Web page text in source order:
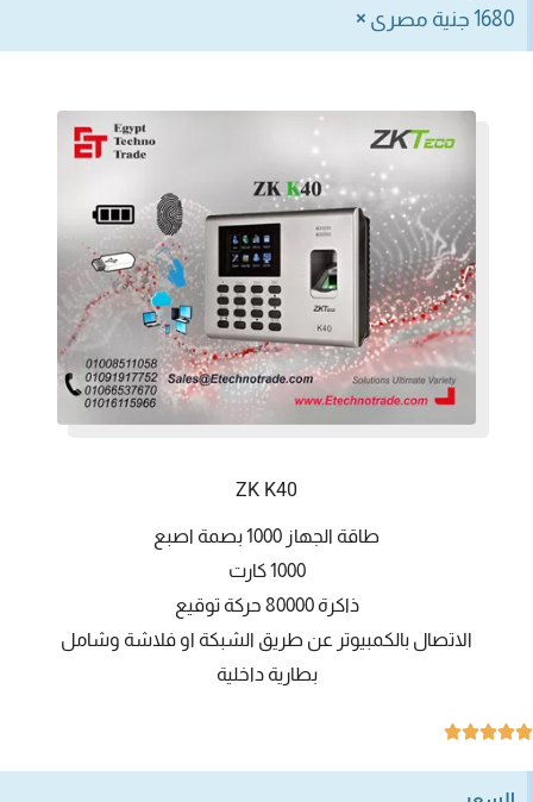
1680 جنية مصرى ×
ZK K40
طاقة الجهاز 1000 بصمة اصبع
1000 كارت
ذاكرة 80000 حركة توقيع
الاتصال بالكمبيوتر عن طريق الشبكة او فلاشة وشامل
بطارية داخلية




